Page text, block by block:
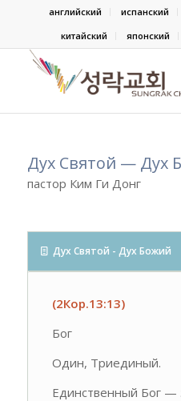
английский испанский
китайский
японский
Дух Святой — Дух
пастор Ким Ги Донг
Дух Святой - Дух Божий
(2Кор.13:13)
Бог
Один, Триединый.
Единственный Бог —